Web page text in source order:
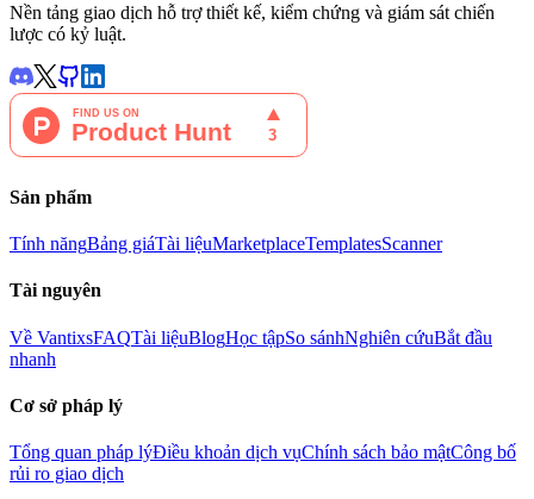
Nền tảng giao dịch hỗ trợ thiết kế, kiểm chứng và giám sát chiến
lược có kỷ luật.
Sản phẩm
Tính năngBảng giáTài liệuMarketplaceTemplatesScanner
Tài nguyên
Về VantixsFAQTài liệuBlogHọc tậpSo sánhNghiên cứuBắt đầu
nhanh
Cơ sở pháp lý
Tổng quan pháp lýĐiều khoản dịch vụChính sách bảo mậtCông bố
rủi ro giao dịch